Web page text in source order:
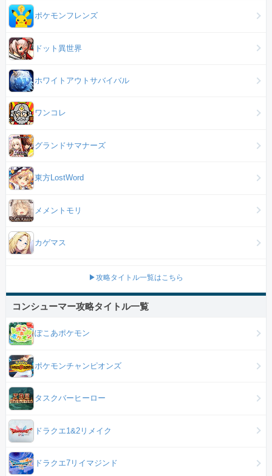
ポケモンフレンズ
ドット異世界
ホワイトアウトサバイバル
ワンコレ
グランドサマナーズ
東方LostWord
メメントモリ
カゲマス
▶攻略タイトル一覧はこちら
コンシューマー攻略タイトル一覧
ぽこあポケモン
ポケモンチャンピオンズ
タスクバーヒーロー
ドラクエ1&2リメイク
ドラクエ7リイマジンド